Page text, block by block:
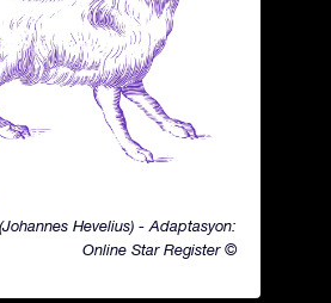
Hevelius) - Adaptasyon:
Online Star Register ©